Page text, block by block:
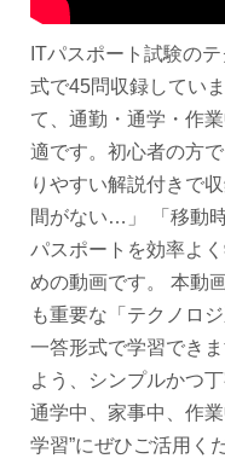
ITパスポート試験の
式で45問収録してい
て、通勤・通学・作
適です。初心者の方
りやすい解説付きで
間がない…」 「移動
パスポートを効率よ
めの動画です。 本動
も重要な「テクノロ
一答形式で学習でき
よう、シンプルかつ
通学中、家事中、作
学習”にぜひご活用く